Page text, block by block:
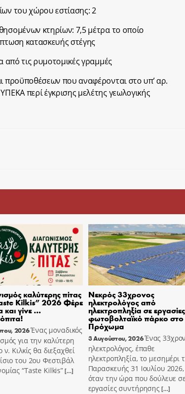
του χώρου εστίασης: 2
κτηρίων: 7,5 μέτρα το οποίο
κατασκευής στέγης
από τις ρυμοτομικές γραμμές
προϋποθέσεων που αναφέρονται στο υπ’ αρ.
περί έγκρισης μελέτης γεωλογικής
καλύτερης πίτας
Kilkis” 2026 Φέρε
και γίνε …
2026Ένας μοναδικός
για την καλύτερη
ν. Κιλκίς θα διεξαχθεί
του 2ου Φεστιβάλ
“Taste Kilkis”[…]
Νεκρός 33χρονος
ηλεκτρολόγος από
ηλεκτροπληξία σε
φωτοβολταϊκό πάρκο στο
Πρόχωμα
3 Αυγούστου, 2026Ένας
ηλεκτρολόγος, έπαθε
ηλεκτροπληξία, το μεσημέρι
Παρασκευής 31 Ιουλίου 2026,
όταν την ώρα που δούλευε σε
εργασίες συντήρησης[…]